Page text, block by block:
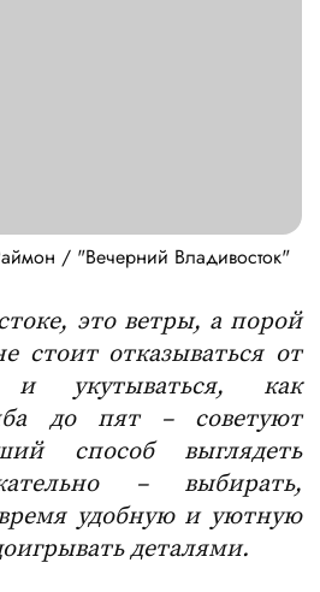
/ "Вечерний Владивосток"
это ветры, а порой
стоит отказываться от
и укутываться, как
до пят – советуют
способ выглядеть
– выбирать,
удобную и уютную
деталями.